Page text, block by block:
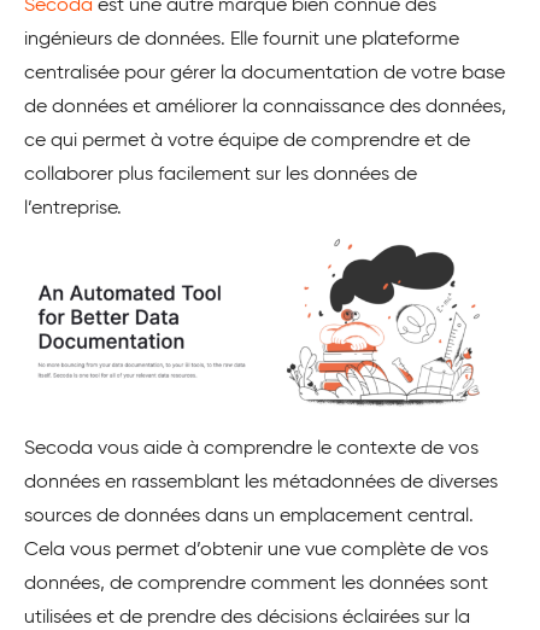
Secoda est une autre marque bien connue des
ingénieurs de données. Elle fournit une plateforme
centralisée pour gérer la documentation de votre base
de données et améliorer la connaissance des données,
ce qui permet à votre équipe de comprendre et de
collaborer plus facilement sur les données de
l’entreprise.
Secoda vous aide à comprendre le contexte de vos
données en rassemblant les métadonnées de diverses
sources de données dans un emplacement central.
Cela vous permet d’obtenir une vue complète de vos
données, de comprendre comment les données sont
utilisées et de prendre des décisions éclairées sur la